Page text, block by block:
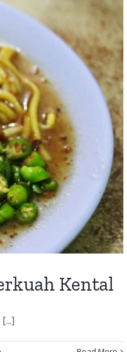
Kental